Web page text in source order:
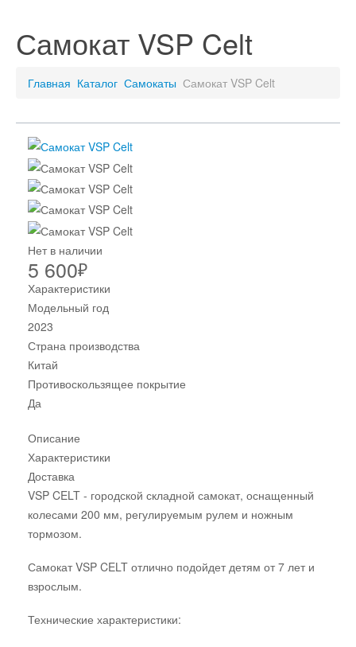
Самокат VSP Celt
Главная Каталог Самокаты Самокат VSP Celt
Нет в наличии
5 600₽
Характеристики
Модельный год
2023
Страна производства
Китай
Противоскользящее покрытие
Да
Описание
Характеристики
Доставка
VSP CELT - городской складной самокат, оснащенный
колесами 200 мм, регулируемым рулем и ножным
тормозом.
Самокат VSP CELT отлично подойдет детям от 7 лет и
взрослым.
Технические характеристики: